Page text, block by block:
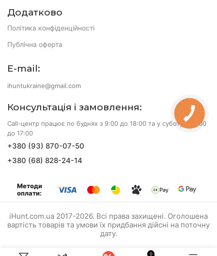
Додатково
Політика конфіденційності
Публічна оферта
E-mail:
ihuntukraine@gmail.com
Консультація і замовлення:
Call-центр працює по буднях з 9:00 до 18:00 та у суботу з 10:00
до 17:00
+380 (93) 870-07-50
+380 (68) 828-24-14
Методи
оплати:
iHunt.com.ua 2017-2026. Всі права захищені. Оголошена
вартість товарів та умови їх придбання дійсні на поточну
дату.
0